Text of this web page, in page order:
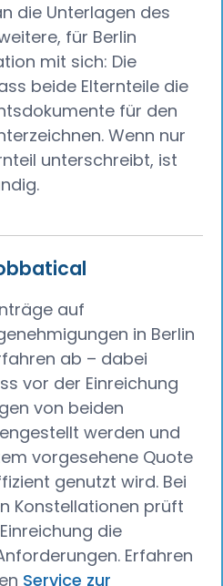
die Unterlagen des
für Berlin
mit sich: Die
beide Elternteile die
für den
Wenn nur
unterschreibt, ist
auf
in Berlin
ab – dabei
vor der Einreichung
von beiden
werden und
vorgesehene Quote
genutzt wird. Bei
Konstellationen prüft
die
Erfahren
Service zur